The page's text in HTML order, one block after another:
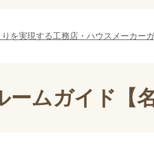
を実現する工務店・ハウスメーカー
ームガイド【